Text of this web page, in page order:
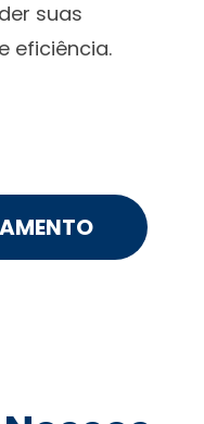
suas
eficiência.